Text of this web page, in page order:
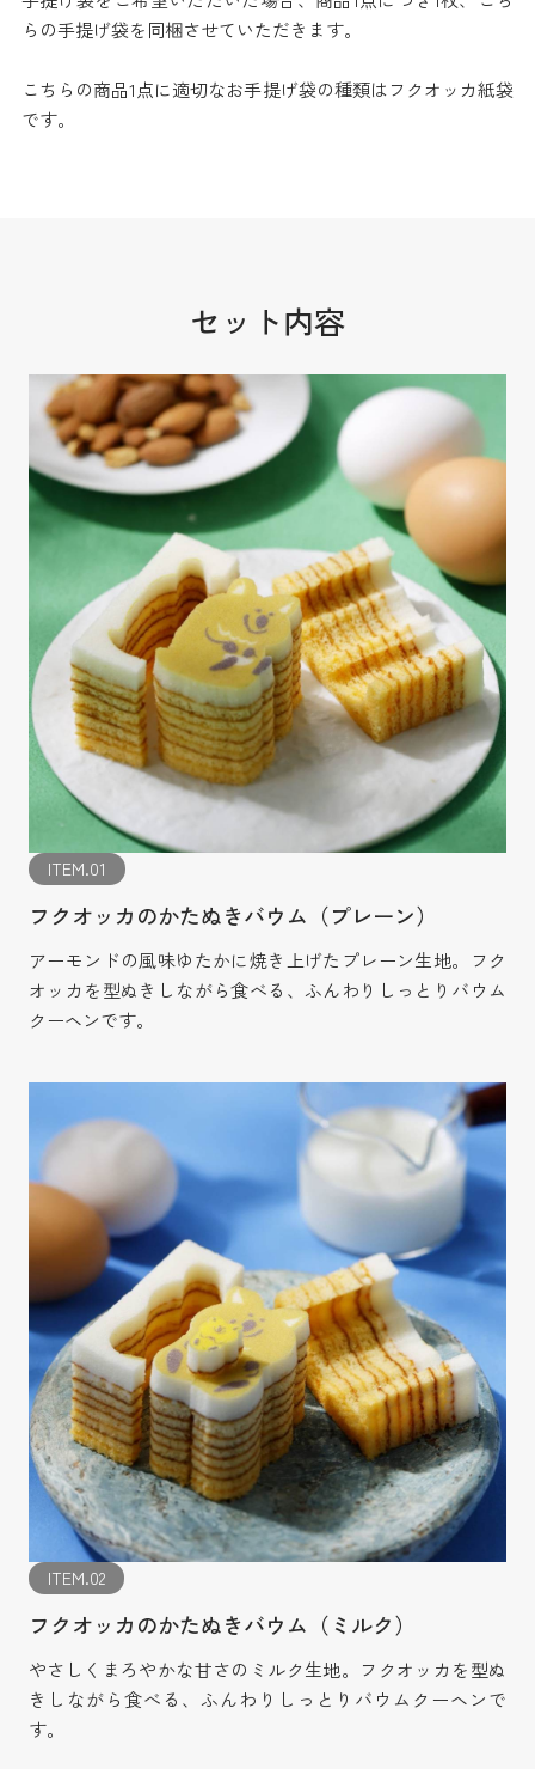
らの手提げ袋を同梱させていただきます。
こちらの商品1点に適切なお手提げ袋の種類はフクオッカ紙袋
です。
セット内容
ITEM.01
フクオッカのかたぬきバウム（プレーン）
アーモンドの風味ゆたかに焼き上げたプレーン生地。フク
オッカを型ぬきしながら食べる、ふんわりしっとりバウム
クーヘンです。
ITEM.02
フクオッカのかたぬきバウム（ミルク）
やさしくまろやかな甘さのミルク生地。フクオッカを型ぬ
きしながら食べる、ふんわりしっとりバウムクーヘンで
す。